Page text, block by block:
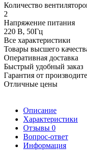
Количество
2
Напряжение питания
220 В, 50Гц
Все характеристики
Товары высшего
Оперативная доставка
Быстрый удобный заказ
Гарантия от
Отличные цены
Описание
Характеристики
Отзывы 0
Вопрос-ответ
Информация